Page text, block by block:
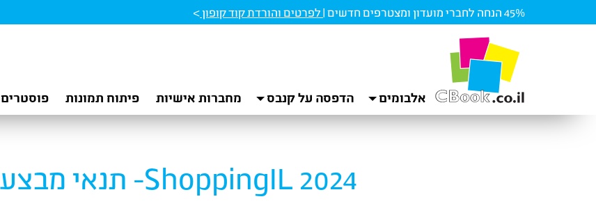
45% הנחה לחברי מועדון ומצטרפים חדשים | לפרטים והורדת קוד קופון>
אלבומים הדפסה על קנבס מחברות אישיות פיתוח תמונות פוסטרים
ShoppingIL 2024- תנאי מבצע עד 60%